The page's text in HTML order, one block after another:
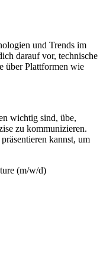
und Trends im
darauf vor, technische
über Plattformen wie
wichtig sind, übe,
zu kommunizieren.
kannst, um
(m/w/d)